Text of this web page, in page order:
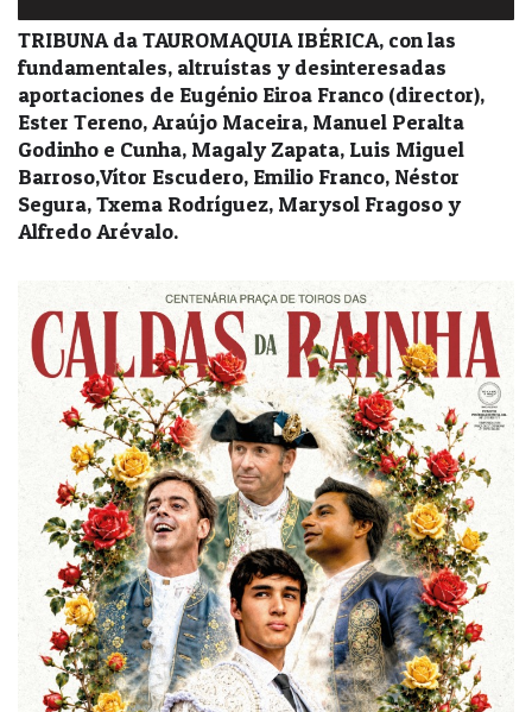
TRIBUNA da TAUROMAQUIA IBÉRICA, con las
fundamentales, altruístas y desinteresadas
aportaciones de Eugénio Eiroa Franco (director),
Ester Tereno, Araújo Maceira, Manuel Peralta
Godinho e Cunha, Magaly Zapata, Luis Miguel
Barroso,Vítor Escudero, Emilio Franco, Néstor
Segura, Txema Rodríguez, Marysol Fragoso y
Alfredo Arévalo.